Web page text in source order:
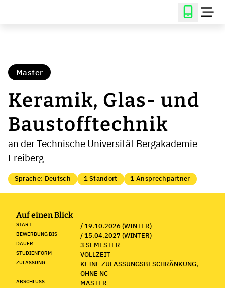
Master
Keramik, Glas- und
Baustofftechnik
an der Technische Universität Bergakademie
Freiberg
Sprache: Deutsch 1 Standort 1 Ansprechpartner
Auf einen Blick
START / 19.10.2026 (WINTER)
BEWERBUNG BIS / 15.04.2027 (WINTER)
DAUER 3 SEMESTER
STUDIENFORM VOLLZEIT
ZULASSUNG
KEINE ZULASSUNGSBESCHRÄNKUNG,
OHNE NC
ABSCHLUSS MASTER